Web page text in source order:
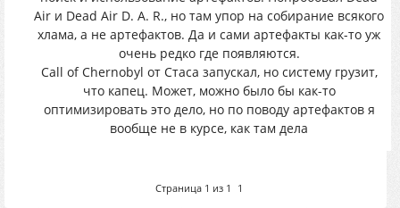
Air и Dead Air D. A. R., но там упор на собирание всякого
хлама, а не артефактов. Да и сами артефакты как-то уж
очень редко где появляются.
Call of Chernobyl от Стаса запускал, но систему грузит,
что капец. Может, можно было бы как-то
оптимизировать это дело, но по поводу артефактов я
вообще не в курсе, как там дела
Страница 1 из 1 1